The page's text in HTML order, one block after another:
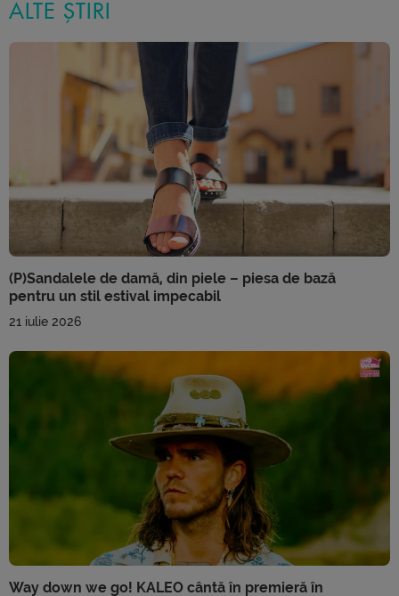
ALTE ȘTIRI
(P)Sandalele de damă, din piele – piesa de bază
pentru un stil estival impecabil
21 iulie 2026
Way down we go! KALEO cântă în premieră în